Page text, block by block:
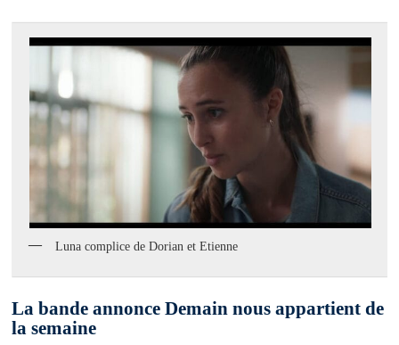
Luna complice de Dorian et Etienne
La bande annonce Demain nous appartient de
la semaine